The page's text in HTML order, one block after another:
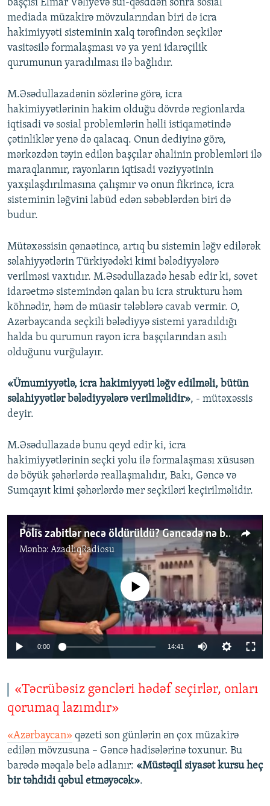
başçısı Elmar Vəliyevə sui-qəsddən sonra sosial
mediada müzakirə mövzularından biri də icra
hakimiyyəti sisteminin xalq tərəfindən seçkilər
vasitəsilə formalaşması və ya yeni idarəçilik
qurumunun yaradılması ilə bağlıdır.
M.Əsədullazadənin sözlərinə görə, icra
hakimiyyətlərinin hakim olduğu dövrdə regionlarda
iqtisadi və sosial problemlərin həlli istiqamətində
çətinliklər yenə də qalacaq. Onun dediyinə görə,
mərkəzdən təyin edilən başçılar əhalinin problemləri ilə
maraqlanmır, rayonların iqtisadi vəziyyətinin
yaxşılaşdırılmasına çalışmır və onun fikrincə, icra
sisteminin ləğvini labüd edən səbəblərdən biri də
budur.
Mütəxəssisin qənaətincə, artıq bu sistemin ləğv edilərək
səlahiyyətlərin Türkiyədəki kimi bələdiyyələrə
verilməsi vaxtıdır. M.Əsədullazadə hesab edir ki, sovet
idarəetmə sistemindən qalan bu icra strukturu həm
köhnədir, həm də müasir tələblərə cavab vermir. O,
Azərbaycanda seçkili bələdiyyə sistemi yaradıldığı
halda bu qurumun rayon icra başçılarından asılı
olduğunu vurğulayır.
«Ümumiyyətlə, icra hakimiyyəti ləğv edilməli, bütün
səlahiyyətlər bələdiyyələrə verilməlidir», - mütəxəssis
deyir.
M.Əsədullazadə bunu qeyd edir ki, icra
hakimiyyətlərinin seçki yolu ilə formalaşması xüsusən
də böyük şəhərlərdə reallaşmalıdır, Bakı, Gəncə və
Sumqayıt kimi şəhərlərdə mer seçkiləri keçirilməlidir.
Polis zabitlər necə öldürüldü? Gəncədə nə baş verir?
Mənbə: AzadlıqRadiosu
No media source currently available
0:00 14:41
«Təcrübəsiz gəncləri hədəf seçirlər, onları
qorumaq lazımdır»
«Azərbaycan» qəzeti son günlərin ən çox müzakirə
edilən mövzusuna – Gəncə hadisələrinə toxunur. Bu
barədə məqalə belə adlanır: «Müstəqil siyasət kursu heç
bir təhdidi qəbul etməyəcək».